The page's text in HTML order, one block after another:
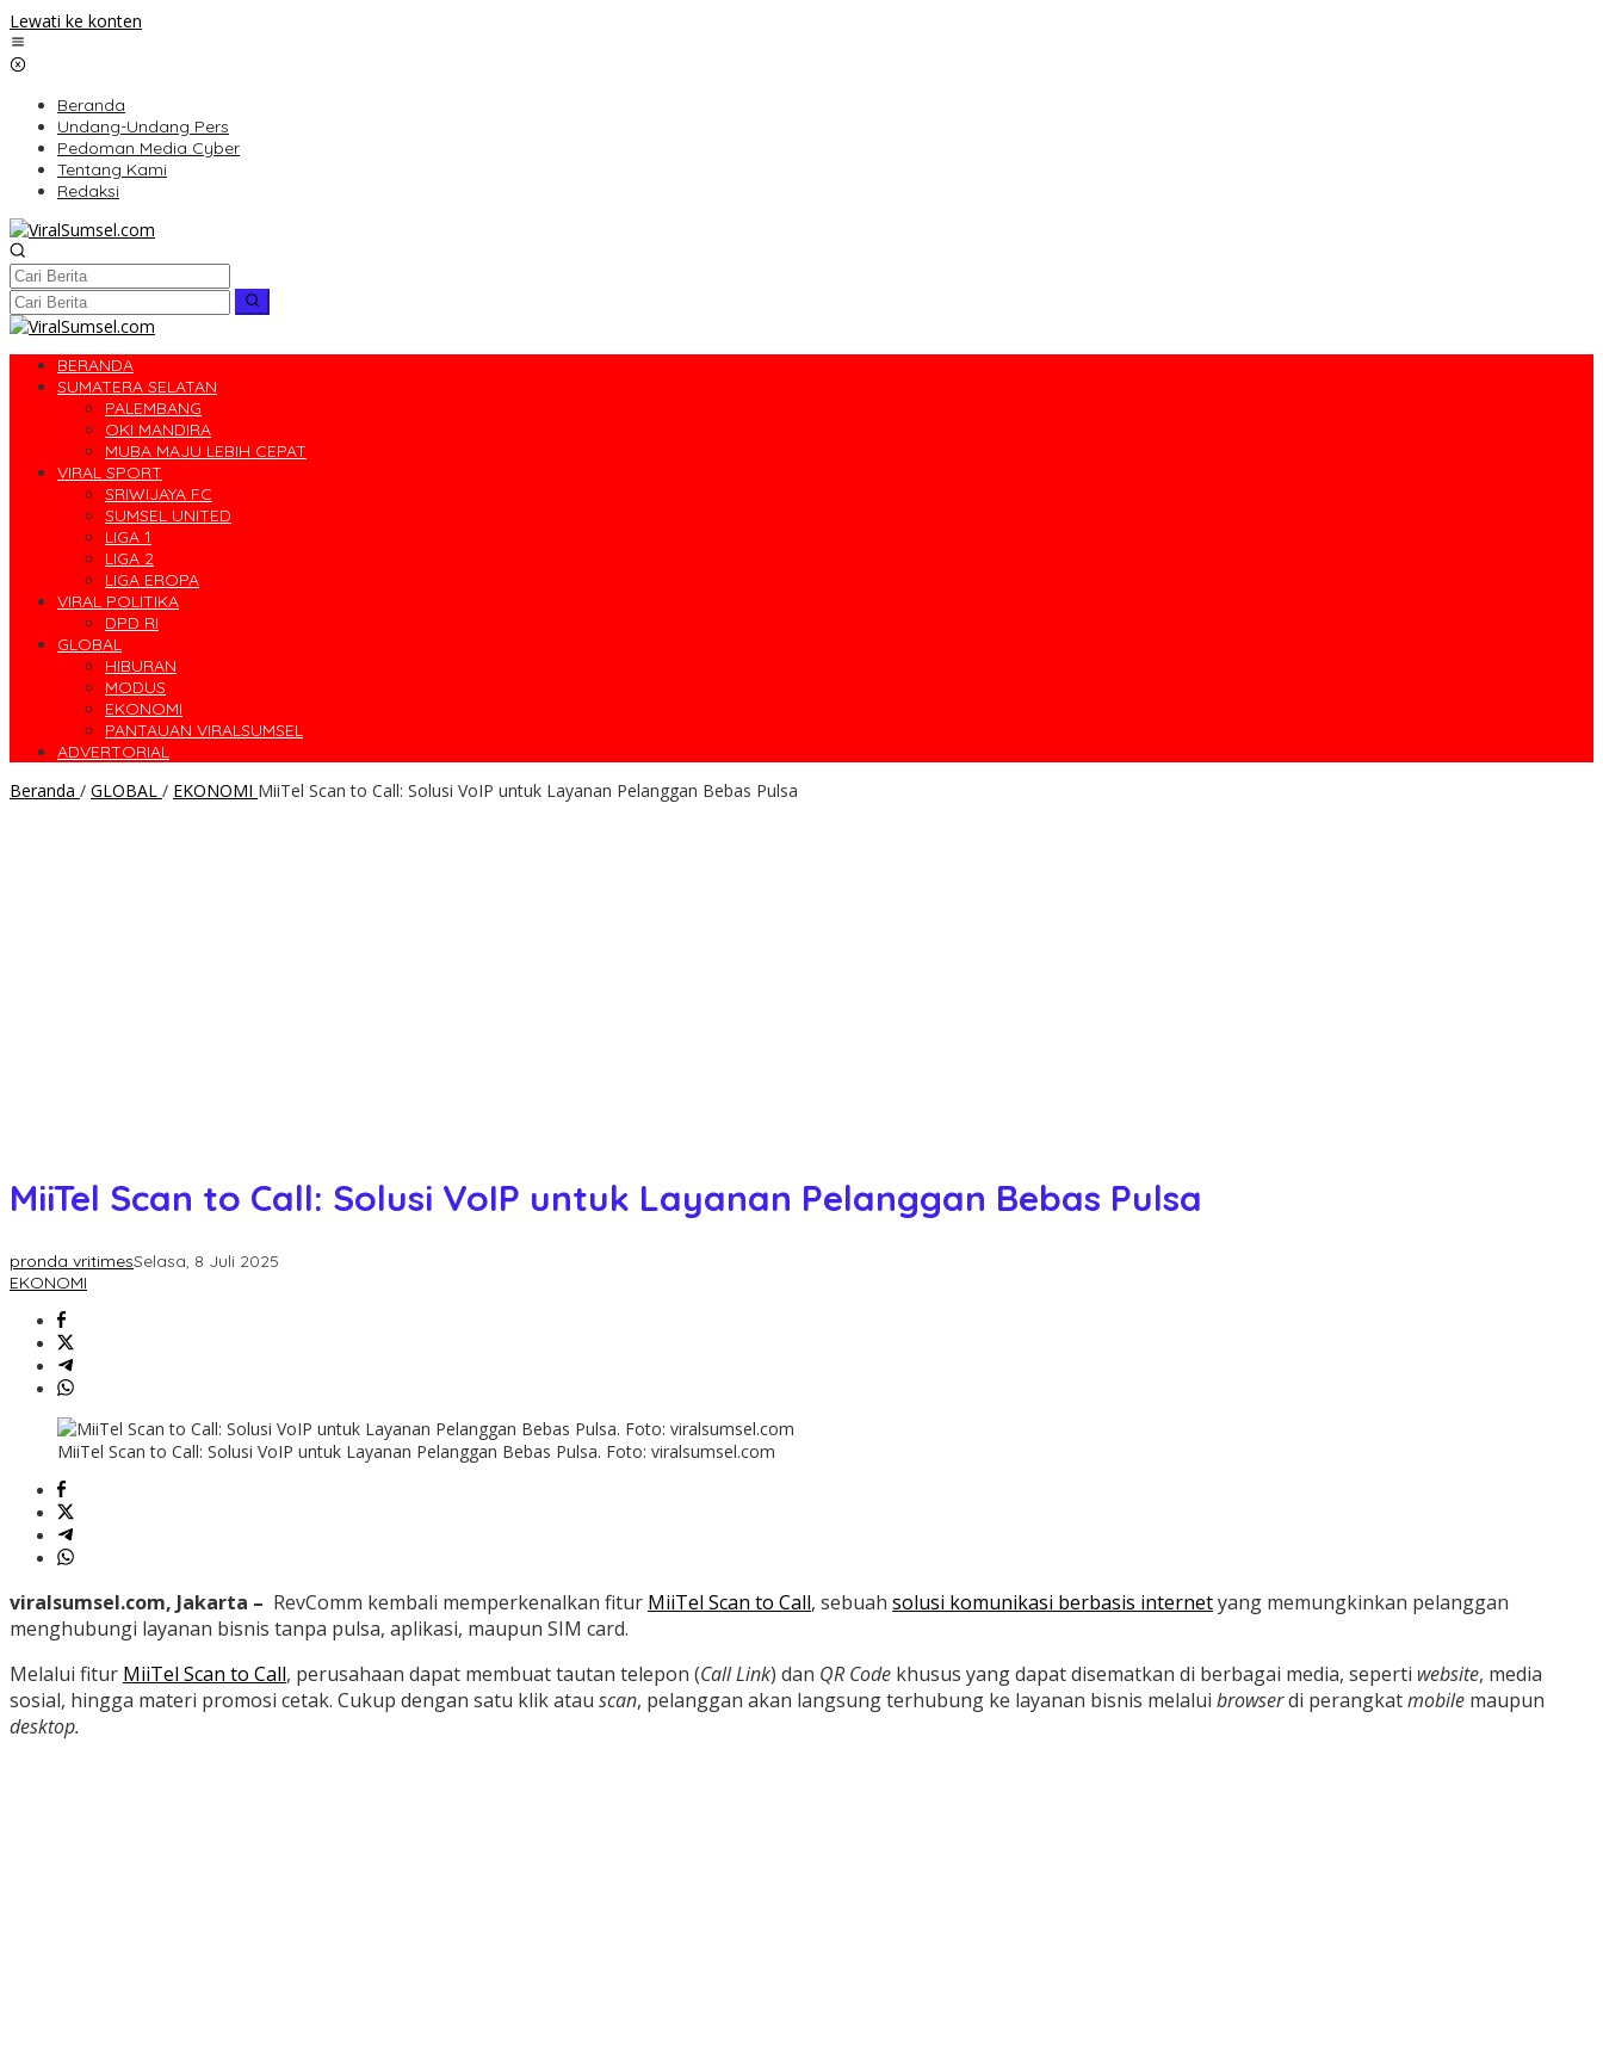
Lewati ke konten
Beranda
Undang-Undang Pers
Pedoman Media Cyber
Tentang Kami
Redaksi
BERANDA
SUMATERA SELATAN
PALEMBANG
OKI MANDIRA
MUBA MAJU LEBIH CEPAT
VIRAL SPORT
SRIWIJAYA FC
SUMSEL UNITED
LIGA 1
LIGA 2
LIGA EROPA
VIRAL POLITIKA
DPD RI
GLOBAL
HIBURAN
MODUS
EKONOMI
PANTAUAN VIRALSUMSEL
ADVERTORIAL
Beranda / GLOBAL / EKONOMI MiiTel Scan to Call: Solusi VoIP untuk Layanan Pelanggan Bebas Pulsa
MiiTel Scan to Call: Solusi VoIP untuk Layanan Pelanggan Bebas Pulsa
pronda vritimesSelasa, 8 Juli 2025
EKONOMI
MiiTel Scan to Call: Solusi VoIP untuk Layanan Pelanggan Bebas Pulsa. Foto: viralsumsel.com
viralsumsel.com, Jakarta – RevComm kembali memperkenalkan fitur MiiTel Scan to Call, sebuah solusi komunikasi berbasis internetyang memungkinkan pelanggan
menghubungi layanan bisnis tanpa pulsa, aplikasi, maupun SIM card.
Melalui fitur MiiTel Scan to Call, perusahaan dapat membuat tautan telepon (Call Link) dan QR Code khusus yang dapat disematkan di berbagai media, seperti website, media
sosial, hingga materi promosi cetak. Cukup dengan satu klik atau scan, pelanggan akan langsung terhubung ke layanan bisnis melalui browserdi perangkatmobile maupun
desktop.